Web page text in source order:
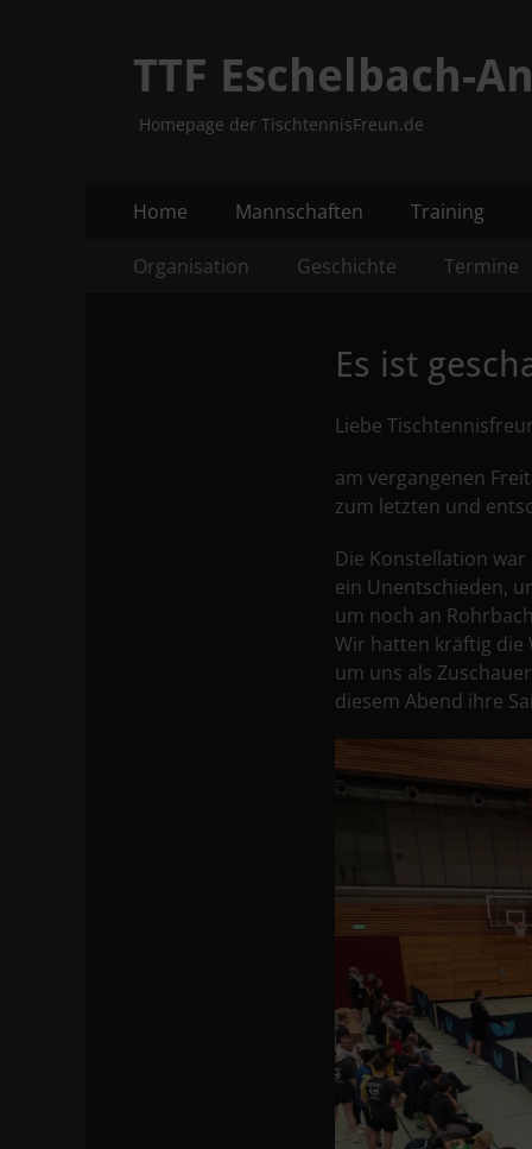
TTF Eschelbach-
Homepage der TischtennisFreun.de
Primäres
Inhalt
springen
Home Mannschaften Training
Sekundäres
Inhalt
Organisation Geschichte Termine
Es ist
Liebe
am vergangenen
zum letzten und
Die Konstellation
ein Unentschieden,
um noch an
Wir hatten kräftig die
um uns als
diesem Abend ihre